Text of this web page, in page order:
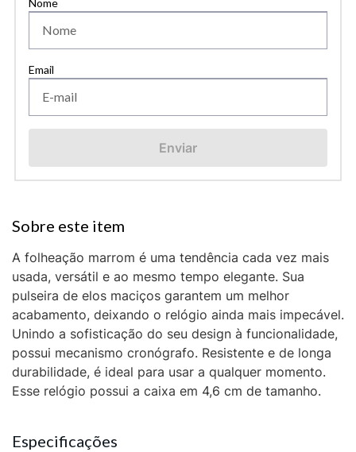
Enviar
A folheação marrom é uma tendência cada vez mais
usada, versátil e ao mesmo tempo elegante. Sua
pulseira de elos maciços garantem um melhor
acabamento, deixando o relógio ainda mais impecável.
Unindo a sofisticação do seu design à funcionalidade,
possui mecanismo cronógrafo. Resistente e de longa
durabilidade, é ideal para usar a qualquer momento.
Esse relógio possui a caixa em 4,6 cm de tamanho.
Especificações